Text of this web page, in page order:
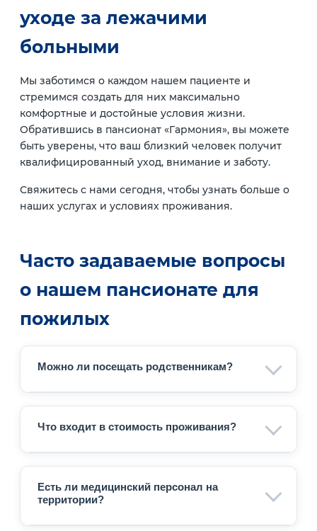
уходе за лежачими
больными
Мы заботимся о каждом нашем пациенте и
стремимся создать для них максимально
комфортные и достойные условия жизни.
Обратившись в пансионат «Гармония», вы можете
быть уверены, что ваш близкий человек получит
квалифицированный уход, внимание и заботу.
Свяжитесь с нами сегодня, чтобы узнать больше о
наших услугах и условиях проживания.
Часто задаваемые вопросы
о нашем пансионате для
пожилых
Можно ли посещать родственникам?
близких можно в дневное время, а также
доступны видеозвонки для удалённого
общения.
Что входит в стоимость проживания?
медицинский контроль, помощь в
гигиенических процедурах, организация
досуга и уборка помещений.
Есть ли медицинский персонал на
территории?